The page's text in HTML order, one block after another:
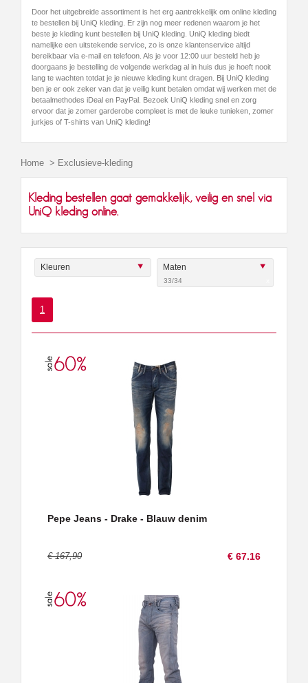
Door het uitgebreide assortiment is het erg aantrekkelijk om online kleding
te bestellen bij UniQ kleding. Er zijn nog meer redenen waarom je het
beste je kleding kunt bestellen bij UniQ kleding. UniQ kleding biedt
namelijke een uitstekende service, zo is onze klantenservice altijd
bereikbaar via e-mail en telefoon. Als je voor 12:00 uur besteld heb je
doorgaans je bestelling de volgende werkdag al in huis dus je hoeft nooit
lang te wachten totdat je je nieuwe kleding kunt dragen. Bij UniQ kleding
ben je er ook zeker van dat je veilig kunt betalen omdat wij werken met de
betaalmethodes iDeal en PayPal. Bezoek UniQ kleding snel en zorg
ervoor dat je zomer garderobe compleet is met de leuke tunieken, zomer
jurkjes of T-shirts van UniQ kleding!
Home > Exclusieve-kleding
Kleding bestellen gaat gemakkelijk, veilig en snel via
UniQ kleding online.
Kleuren Maten
33/34
1
Pepe Jeans - Drake - Blauw denim
€ 167,90 € 67.16